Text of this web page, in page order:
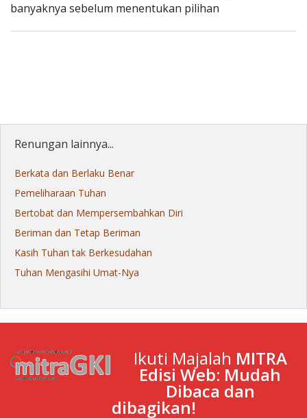
banyaknya sebelum menentukan pilihan
Renungan lainnya...
Berkata dan Berlaku Benar
Pemeliharaan Tuhan
Bertobat dan Mempersembahkan Diri
Beriman dan Tetap Beriman
Kasih Tuhan tak Berkesudahan
Tuhan Mengasihi Umat-Nya
Ikuti Majalah MITRA
Edisi Web: Mudah
Dibaca dan
dibagikan!